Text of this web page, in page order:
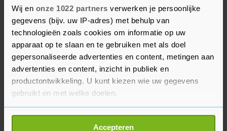
Wij en onze 1022 partners verwerken je persoonlijke
gegevens (bijv. uw IP-adres) met behulp van
technologieën zoals cookies om informatie op uw
apparaat op te slaan en te gebruiken met als doel
gepersonaliseerde advertenties en content, metingen aan
advertenties en content, inzicht in publiek en
productontwikkeling. U kunt kiezen wie uw gegevens
gebruikt en met welke doelen.
Als u het toestaat, willen we ook graag:
Accepteren